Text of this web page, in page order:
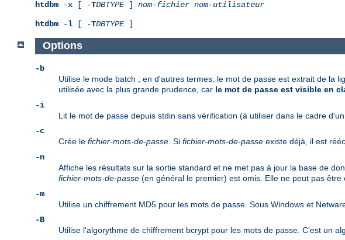
htdbm -x [ -TDBTYPE] nom-fichier nom-utilisateur
htdbm -l [ -TDBTYPE]
Options
-b
Utilise le mode batch ; en d'autres termes, le mot de passe est extrait de la
utilisée avec la plus grande prudence, car le mot de passe est visible en
-i
Lit le mot de passe depuis stdin sans vérification (à utiliser dans le cadre d'un
-c
Crée le fichier-mots-de-passe . Si fichier-mots-de-passe existe déjà, il est
-n
Affiche les résultats sur la sortie standard et ne met pas à jour la base de
fichier-mots-de-passe (en général le premier) est omis. Elle ne peut pas être
-m
Utilise un chiffrement MD5 pour les mots de passe. Sous Windows et
-B
Utilise l'algorythme de chiffrement bcrypt pour les mots de passe. C'est un